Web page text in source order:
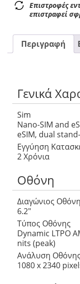
Επιστροφές
επιστραφεί
Περιγραφή
Γενικά
Sim
Nano-SIM and
eSIM, dual
Εγγύηση
2 Χρόνια
Οθόνη
Διαγώνιος
6.2″
Τύπος Οθόνης
Dynamic LTPO
nits (peak)
Ανάλυση Οθόνης
1080 x 2340